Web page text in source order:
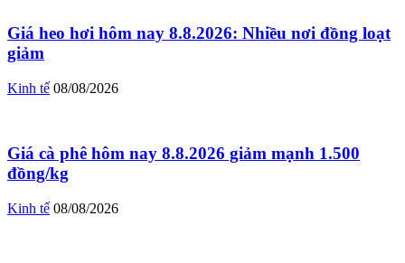
Giá heo hơi hôm nay 8.8.2026: Nhiều nơi đồng loạt
giảm
Kinh tế 08/08/2026
Giá cà phê hôm nay 8.8.2026 giảm mạnh 1.500
đồng/kg
Kinh tế 08/08/2026